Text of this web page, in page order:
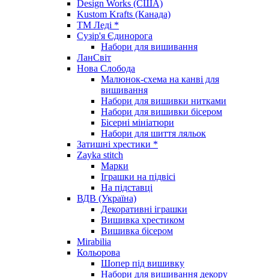
Design Works (США)
Kustom Krafts (Канада)
ТМ Леді *
Сузір'я Єдинорога
Набори для вишивання
ЛанСвіт
Нова Слобода
Малюнок-схема на канві для
вишивання
Набори для вишивки нитками
Набори для вишивки бісером
Бісерні мініатюри
Набори для шиття ляльок
Затишні хрестики *
Zayka stitch
Марки
Іграшки на підвісі
На підставці
ВДВ (Україна)
Декоративні іграшки
Вишивка хрестиком
Вишивка бісером
Mirabilia
Кольорова
Шопер під вишивку
Набори для вишивання декору